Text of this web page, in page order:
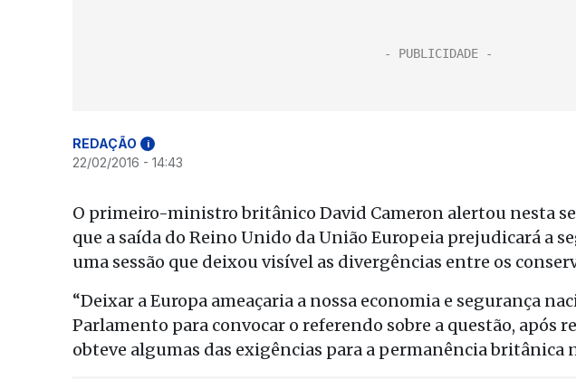
REDAÇÃO i
22/02/2016 - 14:43
O primeiro-ministro britânico David Cameron alertou nesta
que a saída do Reino Unido da União Europeia prejudicará a
uma sessão que deixou visível as divergências entre os
“Deixar a Europa ameaçaria a nossa economia e segurança
Parlamento para convocar o referendo sobre a questão, após
obteve algumas das exigências para a permanência britânica